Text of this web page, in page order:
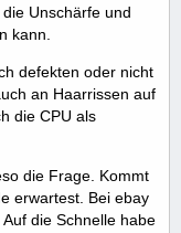
Unschärfe und
kann.
defekten oder nicht
an Haarrissen auf
die CPU als
die Frage. Kommt
erwartest. Bei ebay
die Schnelle habe